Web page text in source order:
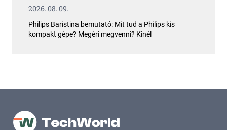
2026. 08. 09.
Philips Baristina bemutató: Mit tud a Philips kis
kompakt gépe? Megéri megvenni? Kinél